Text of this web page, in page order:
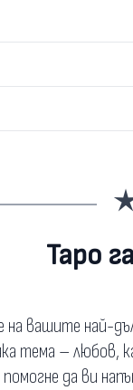
Таро
вашите най-
тема – любов,
да ви